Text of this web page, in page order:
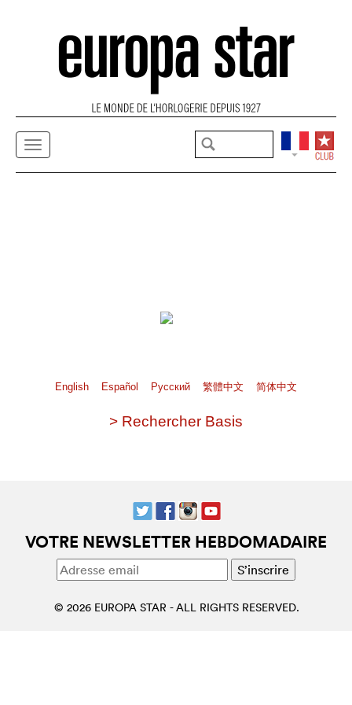
English Español Pусский 繁體中文 简体中文
> Rechercher Basis
VOTRE NEWSLETTER HEBDOMADAIRE
© 2026 EUROPA STAR - ALL RIGHTS RESERVED.